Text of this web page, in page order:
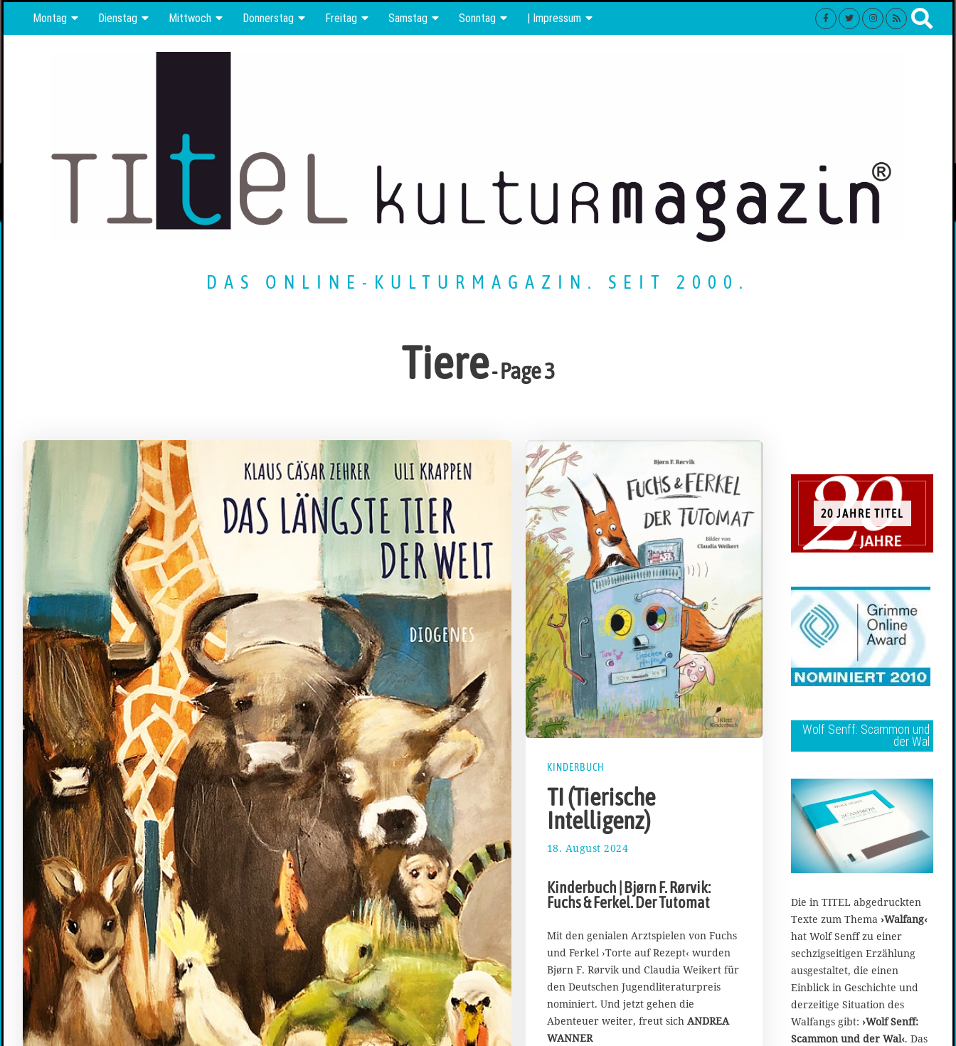
Montag Dienstag Mittwoch Donnerstag Freitag Samstag Sonntag | Impressum
DAS ONLINE-KULTURMAGAZIN. SEIT 2000.
Tiere- Page 3
KINDERBUCH
TI (Tierische
Intelligenz)
18. August 2024
A
u
u
s
2
0
2
4
Kinderbuch | Bjørn F. Rørvik:
Fuchs & Ferkel. Der Tutomat
Mit den genialen Arztspielen von Fuchs
und Ferkel ›Torte auf Rezept‹ wurden
Bjørn F. Rørvik und Claudia Weikert für
den Deutschen Jugendliteraturpreis
nominiert. Und jetzt gehen die
Abenteuer weiter, freut sich ANDREA
WANNER
20 JAHRE TITEL
Wolf Senff: Scammon und
der Wal
Die in TITEL abgedruckten
Texte zum Thema ›Walfang‹
hat Wolf Senff zu einer
sechzigseitigen Erzählung
ausgestaltet, die einen
Einblick in Geschichte und
derzeitige Situation des
Walfangs gibt: ›Wolf Senff:
Scammon und der Wal‹. Das